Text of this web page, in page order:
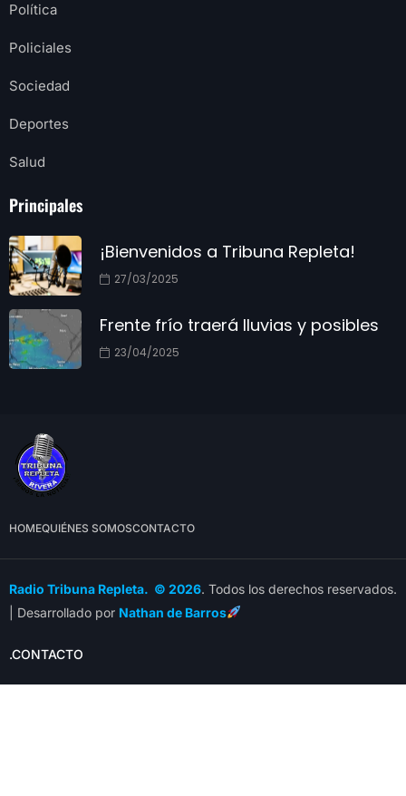
Política
Policiales
Sociedad
Deportes
Salud
Principales
¡Bienvenidos a Tribuna Repleta!
27/03/2025
Frente frío traerá lluvias y posibles
23/04/2025
HOMEQUIÉNES SOMOSCONTACTO
Radio Tribuna Repleta. © 2026. Todos los derechos reservados.
| Desarrollado por Nathan de Barros
.CONTACTO